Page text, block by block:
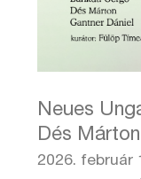
Neues
Dés
2026. február